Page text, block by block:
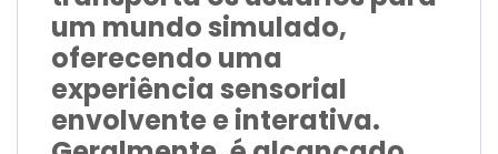
um mundo simulado,
oferecendo uma
experiência sensorial
envolvente e interativa.